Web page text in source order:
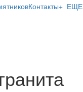
Контакты+ ЕЩЕ